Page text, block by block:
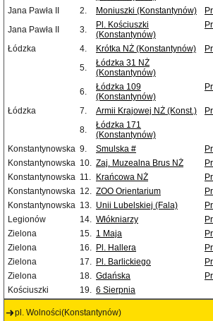
Jana Pawła II 2. Moniuszki (Konstantynów)
Jana Pawła II
3.
Pl. Kościuszki
(Konstantynów)
Łódzka 4. Krótka NŻ (Konstantynów)
5.
Łódzka 31 NŻ
(Konstantynów)
6.
Łódzka 109
(Konstantynów)
Łódzka 7. Armii Krajowej NŻ (Konst.)
8.
Łódzka 171
(Konstantynów)
Konstantynowska 9. Smulska #
Konstantynowska 10. Zaj. Muzealna Brus NŻ
Konstantynowska 11. Krańcowa NŻ
Konstantynowska 12. ZOO Orientarium
Konstantynowska 13. Unii Lubelskiej (Fala)
Legionów
14. Włókniarzy
Zielona
15. 1 Maja
Zielona
16. Pl. Hallera
Zielona
17. Pl. Barlickiego
Zielona
18. Gdańska
Kościuszki
19. 6 Sierpnia
pl. Wolności(Konstantynów)